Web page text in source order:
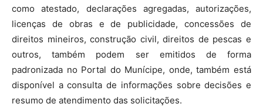
como atestado, declarações agregadas, autorizações,
licenças de obras e de publicidade, concessões de
direitos mineiros, construção civil, direitos de pescas e
outros, também podem ser emitidos de forma
padronizada no Portal do Munícipe, onde, também está
disponível a consulta de informações sobre decisões e
resumo de atendimento das solicitações.